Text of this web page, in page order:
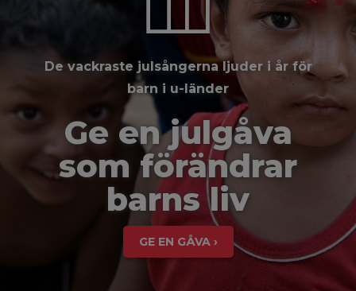
De vackraste julsångerna ljuder i år för
barn i u-länder
Ge en julgåva
som förändrar
barns liv
GE EN GÅVA ›